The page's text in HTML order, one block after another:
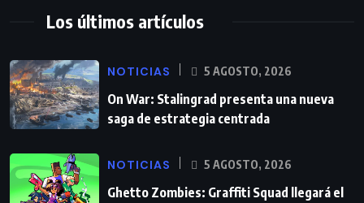
Los últimos artículos
NOTICIAS 5 AGOSTO, 2026
On War: Stalingrad presenta una nueva
saga de estrategia centrada
NOTICIAS 5 AGOSTO, 2026
Ghetto Zombies: Graffiti Squad llegará el